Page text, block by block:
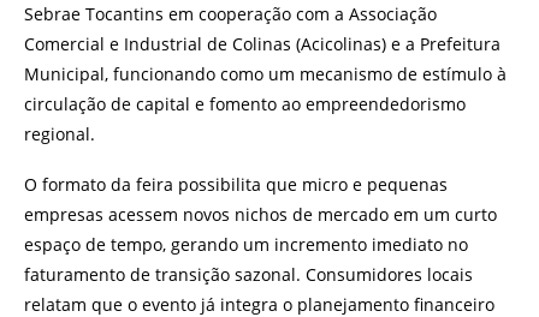
Sebrae Tocantins em cooperação com a Associação
Comercial e Industrial de Colinas (Acicolinas) e a Prefeitura
Municipal, funcionando como um mecanismo de estímulo à
circulação de capital e fomento ao empreendedorismo
regional.
O formato da feira possibilita que micro e pequenas
empresas acessem novos nichos de mercado em um curto
espaço de tempo, gerando um incremento imediato no
faturamento de transição sazonal. Consumidores locais
relatam que o evento já integra o planejamento financeiro